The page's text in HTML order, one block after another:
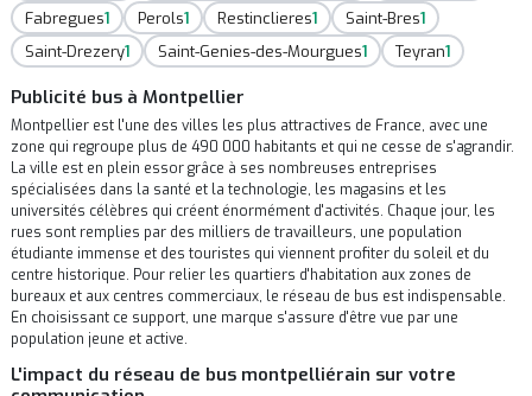
Fabregues1 Perols1 Restinclieres1 Saint-Bres1
Saint-Drezery1 Saint-Genies-des-Mourgues1 Teyran1
Publicité bus à Montpellier
Montpellier est l'une des villes les plus attractives de France, avec une
zone qui regroupe plus de 490 000 habitants et qui ne cesse de s'agrandir.
La ville est en plein essor grâce à ses nombreuses entreprises
spécialisées dans la santé et la technologie, les magasins et les
universités célèbres qui créent énormément d'activités. Chaque jour, les
rues sont remplies par des milliers de travailleurs, une population
étudiante immense et des touristes qui viennent profiter du soleil et du
centre historique. Pour relier les quartiers d'habitation aux zones de
bureaux et aux centres commerciaux, le réseau de bus est indispensable.
En choisissant ce support, une marque s'assure d'être vue par une
population jeune et active.
L'impact du réseau de bus montpelliérain sur votre